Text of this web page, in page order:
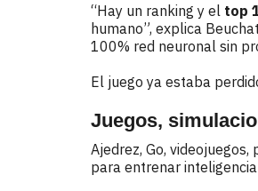
“Hay un ranking y el top
humano”, explica
100% red neuronal sin
El juego ya estaba
Juegos,
Ajedrez, Go,
para entrenar